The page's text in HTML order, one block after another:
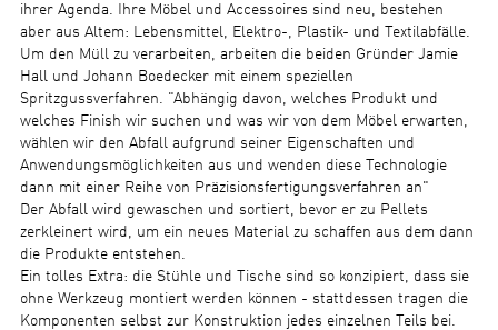
ihrer Agenda. Ihre Möbel und Accessoires sind neu, bestehen
aber aus Altem: Lebensmittel, Elektro-, Plastik- und Textilabfälle.
Um den Müll zu verarbeiten, arbeiten die beiden Gründer Jamie
Hall und Johann Boedecker mit einem speziellen
Spritzgussverfahren. "Abhängig davon, welches Produkt und
welches Finish wir suchen und was wir von dem Möbel erwarten,
wählen wir den Abfall aufgrund seiner Eigenschaften und
Anwendungsmöglichkeiten aus und wenden diese Technologie
dann mit einer Reihe von Präzisionsfertigungsverfahren an"
Der Abfall wird gewaschen und sortiert, bevor er zu Pellets
zerkleinert wird, um ein neues Material zu schaffen aus dem dann
die Produkte entstehen.
Ein tolles Extra: die Stühle und Tische sind so konzipiert, dass sie
ohne Werkzeug montiert werden können - stattdessen tragen die
Komponenten selbst zur Konstruktion jedes einzelnen Teils bei.